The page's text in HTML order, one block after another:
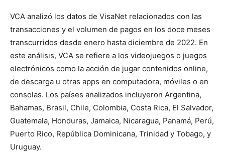
VCA analizó los datos de VisaNet relacionados con las
transacciones y el volumen de pagos en los doce meses
transcurridos desde enero hasta diciembre de 2022. En
este análisis, VCA se refiere a los videojuegos o juegos
electrónicos como la acción de jugar contenidos online,
de descarga u otras apps en computadora, móviles o en
consolas. Los países analizados incluyeron Argentina,
Bahamas, Brasil, Chile, Colombia, Costa Rica, El Salvador,
Guatemala, Honduras, Jamaica, Nicaragua, Panamá, Perú,
Puerto Rico, República Dominicana, Trinidad y Tobago, y
Uruguay.